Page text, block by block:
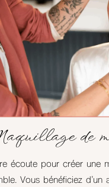
de
écoute pourcréer une
Vous bénéficiez d’un